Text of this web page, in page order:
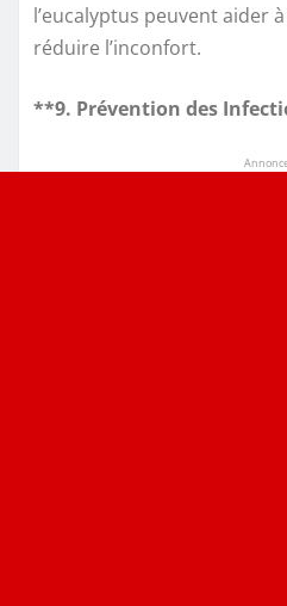
l’eucalyptus peuvent aider
réduire l’inconfort.
**9. Prévention des